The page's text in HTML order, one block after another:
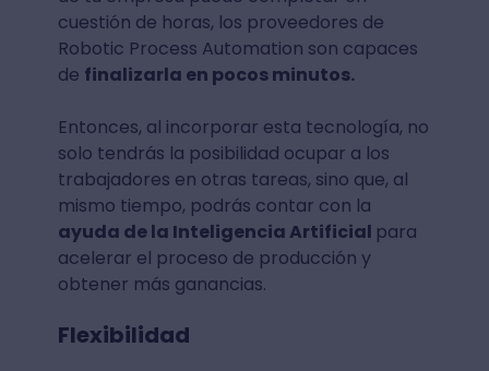
cuestión de horas, los proveedores de
Robotic Process Automation son capaces
de finalizarla en pocos minutos.
Entonces, al incorporar esta tecnología, no
solo tendrás la posibilidad ocupar a los
trabajadores en otras tareas, sino que, al
mismo tiempo, podrás contar con la
ayuda de la Inteligencia Artificial para
acelerar el proceso de producción y
obtener más ganancias.
Flexibilidad